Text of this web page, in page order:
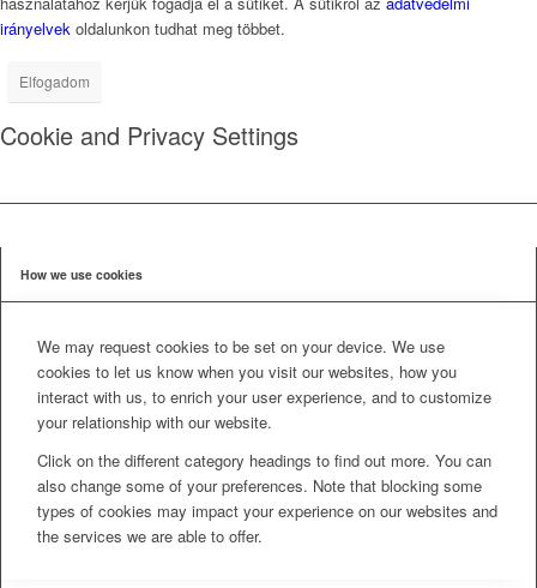
irányelvek oldalunkon tudhat meg többet.
Elfogadom
Cookie and Privacy Settings
How we use cookies
We may request cookies to be set on your device. We use
cookies to let us know when you visit our websites, how you
interact with us, to enrich your user experience, and to customize
your relationship with our website.
Click on the different category headings to find out more. You can
also change some of your preferences. Note that blocking some
types of cookies may impact your experience on our websites and
the services we are able to offer.